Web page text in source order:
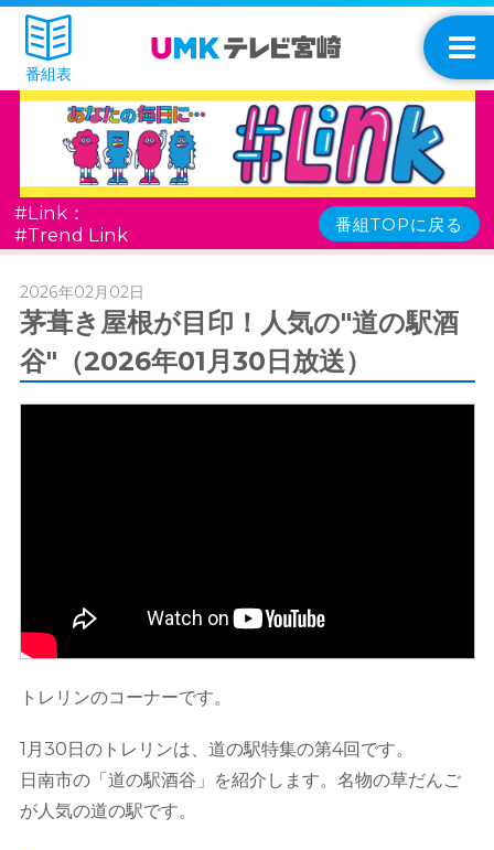
番組表
#Link：
#Trend Link
番組TOPに戻る
2026年02月02日
茅葺き屋根が目印！人気の"道の駅酒
谷"（2026年01月30日放送）
トレリンのコーナーです。
1月30日のトレリンは、道の駅特集の第4回です。
日南市の「道の駅酒谷」を紹介します。名物の草だんご
が人気の道の駅です。